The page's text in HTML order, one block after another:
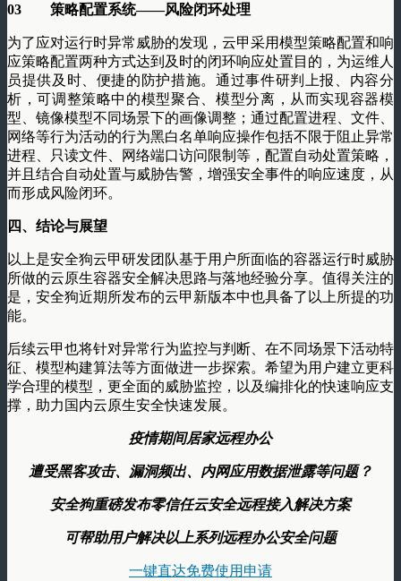
03 策略配置系统——风险闭环处理
为了应对运行时异常威胁的发现，云甲采用模型策略配置和响
应策略配置两种方式达到及时的闭环响应处置目的，为运维人
员提供及时、便捷的防护措施。通过事件研判上报、内容分
析，可调整策略中的模型聚合、模型分离，从而实现容器模
型、镜像模型不同场景下的画像调整；通过配置进程、文件、
网络等行为活动的行为黑白名单响应操作包括不限于阻止异常
进程、只读文件、网络端口访问限制等，配置自动处置策略，
并且结合自动处置与威胁告警，增强安全事件的响应速度，从
而形成风险闭环。
四、 结论与展望
以上是安全狗云甲研发团队基于用户所面临的容器运行时威胁
所做的云原生容器安全解决思路与落地经验分享。值得关注的
是，安全狗近期所发布的云甲新版本中也具备了以上所提的功
能。
后续云甲也将针对异常行为监控与判断、在不同场景下活动特
征、模型构建算法等方面做进一步探索。希望为用户建立更科
学合理的模型，更全面的威胁监控，以及编排化的快速响应支
撑，助力国内云原生安全快速发展。
疫情期间居家远程办公
遭受黑客攻击、漏洞频出、内网应用数据泄露等问题？
安全狗重磅发布零信任云安全远程接入解决方案
可帮助用户解决以上系列远程办公安全问题
一键直达免费使用申请